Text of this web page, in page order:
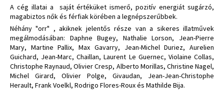
A cég illatai a saját értéküket ismerő, pozitív energiát sugárzó,
magabiztos nők és férfiak körében a legnépszerűbbek.
Néhány "orr" , akiknek jelentős része van a sikeres illatművek
megálmodásában: Daphne Bugey, Nathalie Lorson, Jean-Pierre
Mary, Martine Pallix, Max Gavarry, Jean-Michel Duriez, Aurelien
Guichard, Jean-Marc, Chaillan, Laurent Le Guernec, Violaine Collas,
Christophe Raynaud, Olivier Cresp, Alberto Morillas, Christine Nagel,
Michel Girard, Olivier Polge, Givaudan, Jean-Jean-Christophe
Herault, Frank Voelkl, Rodrigo Flores-Roux és Mathilde Bija.